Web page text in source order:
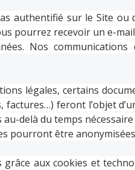
authentifié sur le Site
pourrez recevoir un e-
Nos
légales, certains
factures…) feront l’objet
au-delà du temps
pourront être
grâce aux cookies et